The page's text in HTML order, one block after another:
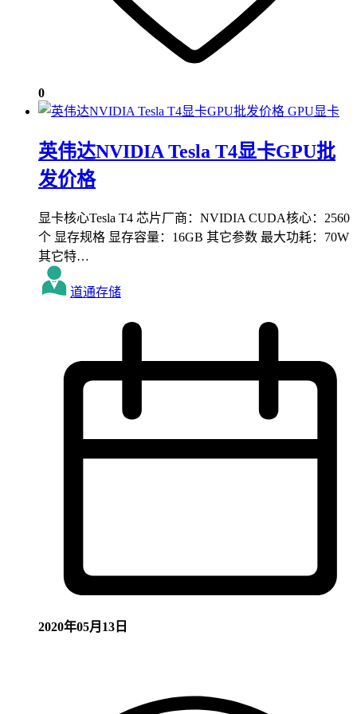
0
GPU显卡
英伟达NVIDIA Tesla T4显卡GPU批
发价格
显卡核心Tesla T4 芯片厂商：NVIDIA CUDA核心：2560
个 显存规格 显存容量：16GB 其它参数 最大功耗：70W
其它特…
道通存储
2020年05月13日